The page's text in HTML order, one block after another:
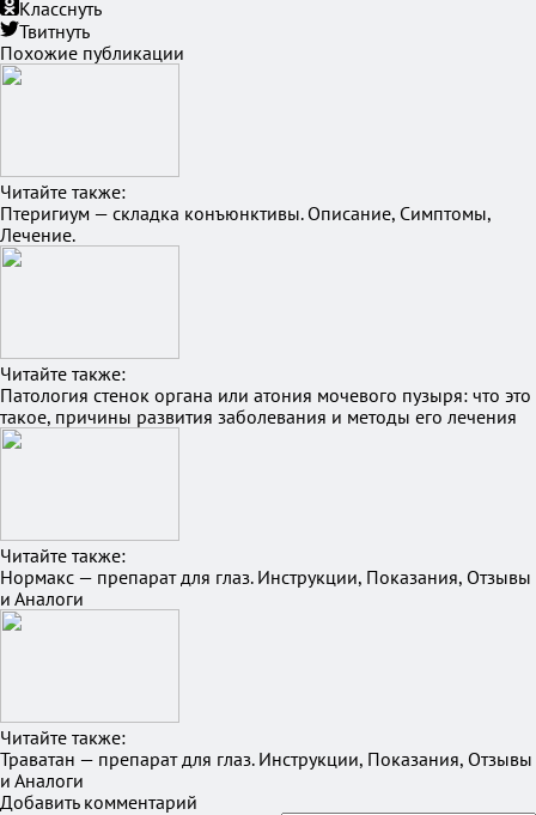
Класснуть
Твитнуть
Похожие публикации
Читайте также:
Птеригиум — складка конъюнктивы. Описание, Симптомы,
Лечение.
Читайте также:
Патология стенок органа или атония мочевого пузыря: что это
такое, причины развития заболевания и методы его лечения
Читайте также:
Нормакс — препарат для глаз. Инструкции, Показания, Отзывы
и Аналоги
Читайте также:
Траватан — препарат для глаз. Инструкции, Показания, Отзывы
и Аналоги
Добавить комментарий